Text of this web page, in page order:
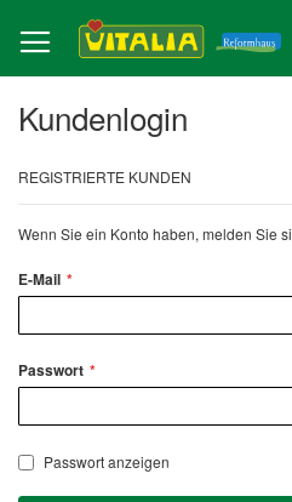
zum
Inhalt
Kundenlogin
REGISTRIERTE KUNDEN
Wenn Sie ein Konto haben, melden Sie
E-Mail
Passwort
Passwort anzeigen